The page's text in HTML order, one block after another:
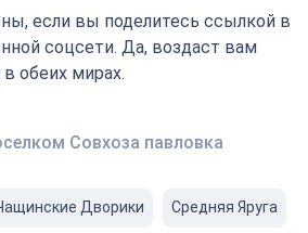
если вы поделитесь ссылкой в
соцсети. Да, воздаст вам
обеих мирах.
Совхоза павловка
Дворики Средняя Яруга